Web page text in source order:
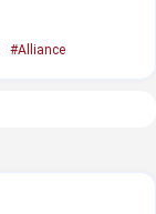
#Alliance